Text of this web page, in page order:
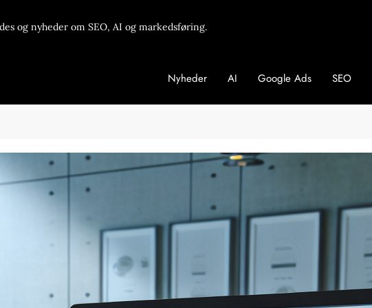
og nyheder om SEO, AI og markedsføring.
Nyheder AI Google Ads SEO